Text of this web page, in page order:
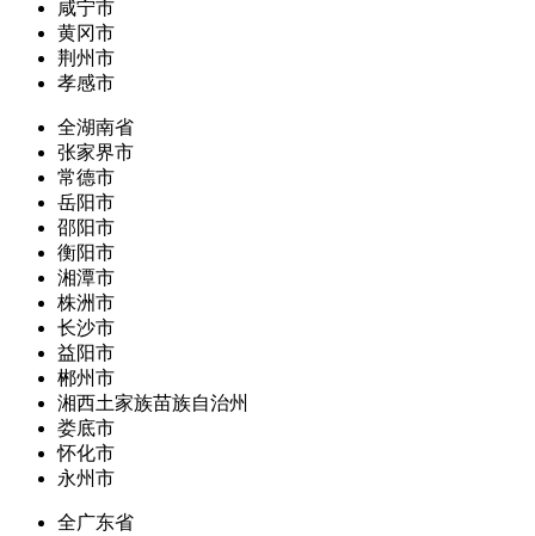
咸宁市
黄冈市
荆州市
孝感市
全湖南省
张家界市
常德市
岳阳市
邵阳市
衡阳市
湘潭市
株洲市
长沙市
益阳市
郴州市
湘西土家族苗族自治州
娄底市
怀化市
永州市
全广东省